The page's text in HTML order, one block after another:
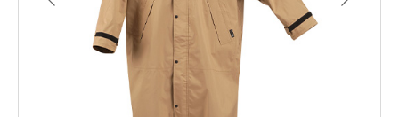
ご利用ガイド